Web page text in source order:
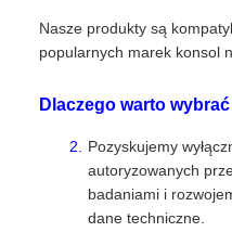
Nasze produkty są
popularnych marek konsol
Dlaczego warto
Pozyskujemy
autoryzowanych
badaniami i
dane techniczne.